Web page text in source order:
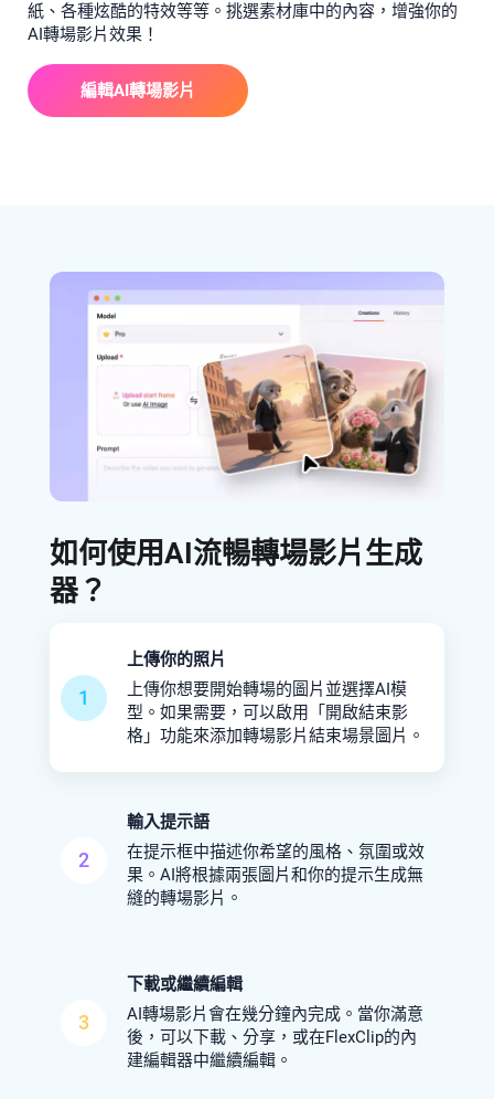
紙、各種炫酷的特效等等。挑選素材庫中的內容，增強你的
AI轉場影片效果！
編輯AI轉場影片
如何使用AI流暢轉場影片生成
器？
1
上傳你的照片
上傳你想要開始轉場的圖片並選擇AI模
型。如果需要，可以啟用「開啟結束影
格」功能來添加轉場影片結束場景圖片。
2
輸入提示語
在提示框中描述你希望的風格、氛圍或效
果。AI將根據兩張圖片和你的提示生成無
縫的轉場影片。
3
下載或繼續編輯
AI轉場影片會在幾分鐘內完成。當你滿意
後，可以下載、分享，或在FlexClip的內
建編輯器中繼續編輯。